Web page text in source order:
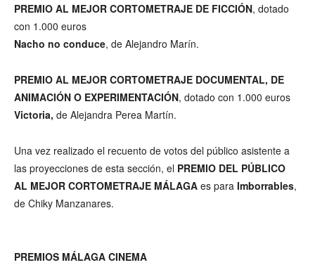
PREMIO AL MEJOR CORTOMETRAJE DE FICCIÓN, dotado
con 1.000 euros
Nacho no conduce, de Alejandro Marín.
PREMIO AL MEJOR CORTOMETRAJE DOCUMENTAL, DE
ANIMACIÓN O EXPERIMENTACIÓN, dotado con 1.000 euros
Victoria, de Alejandra Perea Martín.
Una vez realizado el recuento de votos del público asistente a
las proyecciones de esta sección, el PREMIO DEL PÚBLICO
AL MEJOR CORTOMETRAJE MÁLAGA es para Imborrables,
de Chiky Manzanares.
PREMIOS MÁLAGA CINEMA